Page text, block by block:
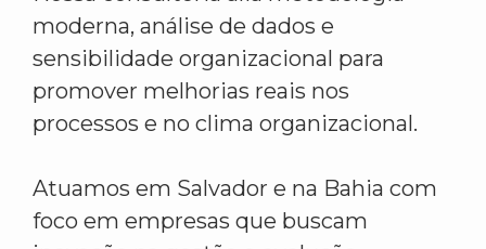
moderna, análise de dados e
sensibilidade organizacional para
promover melhorias reais nos
processos e no clima organizacional.
Atuamos em Salvador e na Bahia com
foco em empresas que buscam